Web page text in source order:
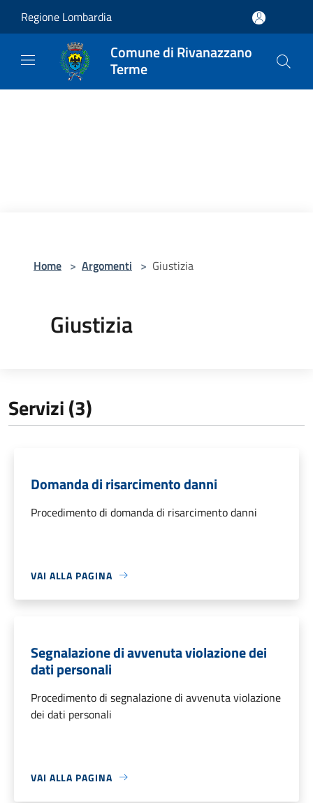
Regione Lombardia
Comune di Rivanazzano
Terme
Home > Argomenti > Giustizia
Giustizia
Servizi (3)
Domanda di risarcimento danni
Procedimento di domanda di risarcimento danni
VAI ALLA PAGINA
Segnalazione di avvenuta violazione dei
dati personali
Procedimento di segnalazione di avvenuta violazione
dei dati personali
VAI ALLA PAGINA